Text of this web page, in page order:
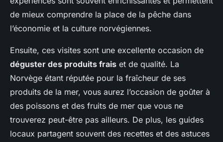
de mieux comprendre la place de la pêche dans
l’économie et la culture norvégiennes.
Ensuite, ces visites sont une excellente occasion de
déguster des produits frais et de qualité. La
Norvège étant réputée pour la fraîcheur de ses
produits de la mer, vous aurez l’occasion de goûter à
des poissons et des fruits de mer que vous ne
trouverez peut-être pas ailleurs. De plus, les guides
locaux partagent souvent des recettes et des astuces